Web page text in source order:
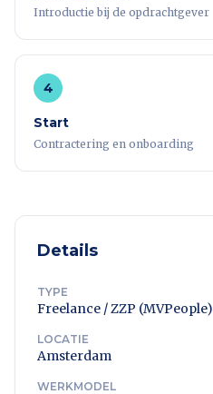
Introductie bij de opdrachtgever
4
Start
Contractering en onboarding
Details
TYPE
Freelance / ZZP (MVPeople)
LOCATIE
Amsterdam
WERKMODEL